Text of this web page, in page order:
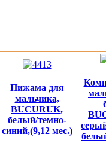
Пижама для
мальчика,
BUCURUK,
белый/темно-
синий,(9,12 мес.)